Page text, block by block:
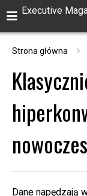
Executive
Strona główna
Dane napędzają